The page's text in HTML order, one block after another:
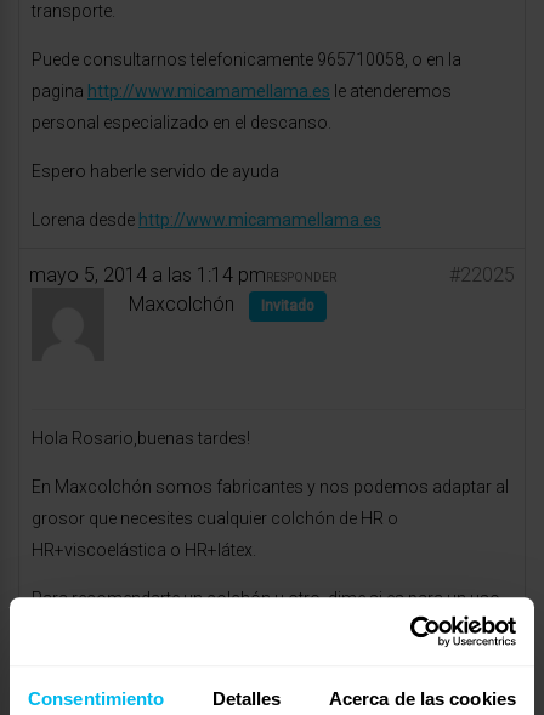
Consentimiento Detalles Acerca de las cookies
transporte.
Puede consultarnos telefonicamente 965710058, o en la
pagina http://www.micamamellama.es le atenderemos
personal especializado en el descanso.
Espero haberle servido de ayuda
Lorena desde http://www.micamamellama.es
mayo 5, 2014 a las 1:14 pm #22025
RESPONDER
Maxcolchón Invitado
Hola Rosario,buenas tardes!
En Maxcolchón somos fabricantes y nos podemos adaptar al
grosor que necesites cualquier colchón de HR o
HR+viscoelástica o HR+látex.
Para recomendarte un colchón u otro, dime si es para un uso
constitución), si es caluroso,si tiene dolencias o practica